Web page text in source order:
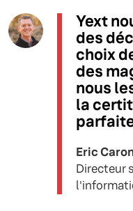
Yext
des
choix
des
nous
la
Eric
Directeur